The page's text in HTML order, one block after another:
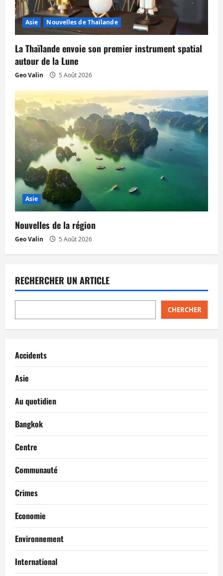
Asie Nouvelles de Thaïlande
La Thaïlande envoie son premier instrument spatial
autour de la Lune
Geo Valin 5 Août 2026
Asie
Nouvelles de la région
Geo Valin 5 Août 2026
RECHERCHER UN ARTICLE
CHERCHER
Accidents
Asie
Au quotidien
Bangkok
Centre
Communauté
Crimes
Economie
Environnement
International